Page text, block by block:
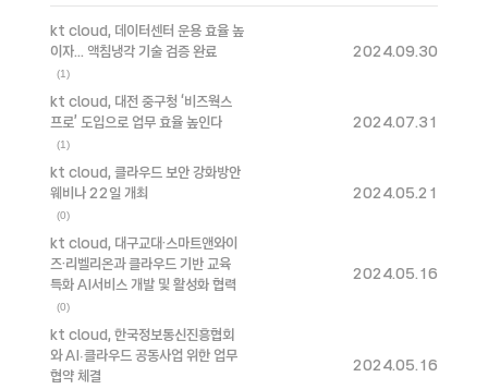
kt cloud, 데이터센터 운용 효율 높
이자... 액침냉각 기술 검증 완료
(1)
2024.09.30
kt cloud, 대전 중구청 ‘비즈웍스
프로’ 도입으로 업무 효율 높인다
(1)
2024.07.31
kt cloud, 클라우드 보안 강화방안
웨비나 22일 개최
(0)
2024.05.21
kt cloud, 대구교대·스마트앤와이
즈·리벨리온과 클라우드 기반 교육
특화 AI서비스 개발 및 활성화 협력
(0)
2024.05.16
kt cloud, 한국정보통신진흥협회
와 AI∙클라우드 공동사업 위한 업무
협약 체결
2024.05.16